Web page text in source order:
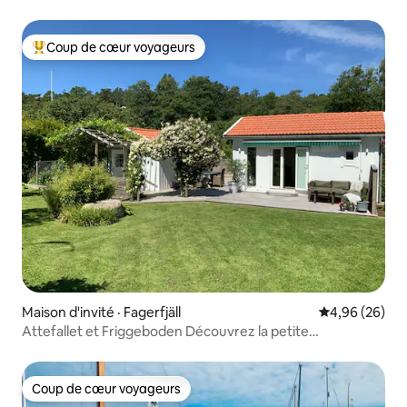
Coup de cœur voyageurs parmi les plus aimés
Coup de cœur voyageurs
Maison d'invité · Fagerfjäll Note
4,96 (26)
Attefallet et Friggeboden Découvrez la petite
Coup de cœur voyageurs
Coup de cœur voyageurs